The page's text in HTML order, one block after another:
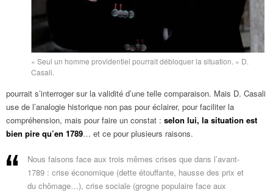
« Seul un homme providentiel pourrait débloquer la situation. » D.
Casali.
pourrait s’interroger sur la validité d’une telle comparaison. Mais D. Casali
use de l’analogie historique non pas pour éclairer, pour faciliter la
compréhension, mais pour faire un constat : selon lui, la situation est
bien pire qu’en 1789… et ce pour plusieurs raisons.
Nous faisons face aux trois mêmes crises que dans l’avant-
1789 : crise économique (dette étouffante, hausse des prix et
du chômage…), crise sociale (grogne populaire face aux